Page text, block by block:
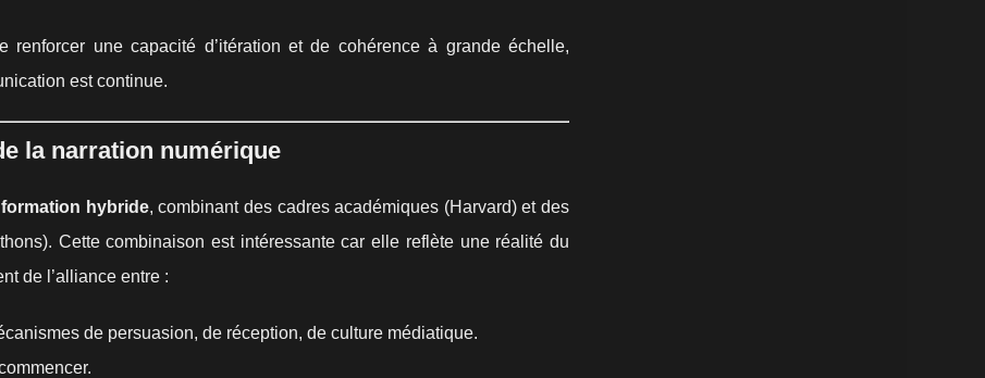
renforcer une capacité d’itération et de cohérence à grande échelle,
est continue.
la narration numérique
formation hybride, combinant des cadres académiques (Harvard) et des
Cette combinaison est intéressante car elle reflète une réalité du
de l’alliance entre :
de persuasion, de réception, de culture médiatique.